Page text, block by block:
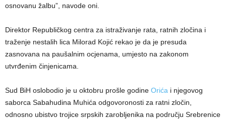
osnovanu žalbu”, navode oni.
Direktor Republičkog centra za istraživanje rata, ratnih zločina i
traženje nestalih lica Milorad Kojić rekao je da je presuda
zasnovana na paušalnim ocjenama, umjesto na zakonom
utvrđenim činjenicama.
Sud BiH oslobodio je u oktobru prošle godine Orića i njegovog
saborca Sabahudina Muhića odgovoronosti za ratni zločin,
odnosno ubistvo trojice srpskih zarobljenika na području Srebrenice